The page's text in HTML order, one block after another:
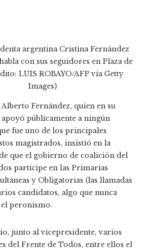
argentina Cristina Fernández
con sus seguidores en Plaza de
LUIS ROBAYO/AFP vía Getty
Images)
Fernández, quien en su
públicamente a ningún
fue uno de los principales
magistrados, insistió en la
que el gobierno de coalición del
participe en las Primarias
y Obligatorias (las llamadas
candidatos, algo que nunca
peronismo.
junto al vicepresidente, varios
del Frente de Todos, entre ellos el